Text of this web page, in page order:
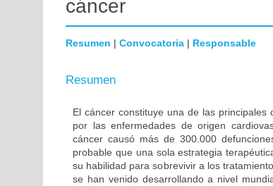
cáncer
Resumen | Convocatoria | Responsable
Resumen
El cáncer constituye una de las
por las enfermedades de origen
cáncer causó más de 300.000
probable que una sola estrategia
su habilidad para sobrevivir a los
se han venido desarrollando a nivel